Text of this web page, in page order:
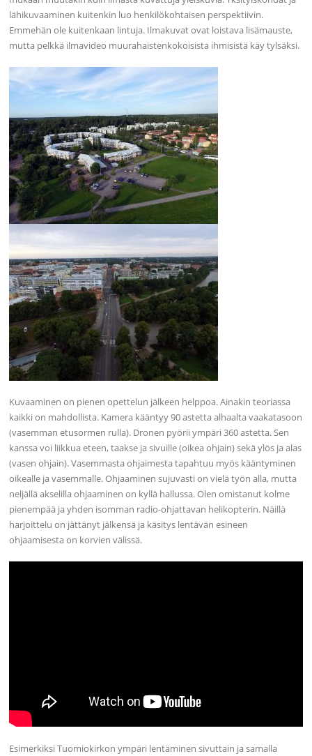
lähikuvaaminen kuitenkin luo henkilökohtaisen perspektiivin.
Emmehän ole kuitenkaan lintuja. Ilmakuvat ovat loistava lisämauste,
mutta pelkkä ilmavideo muurahaistenkokoisista ihmisistä käy tylsäksi.
Kuvaaminen on pienen opettelun jälkeen helppoa. Ainakin teoriassa
kaikki on mahdollista. Kamera kääntyy 90 astetta alhaalta vaakatasoon
(vasemman etusormen rulla). Dronen pyörii ympäri 360 astetta. Sen
kanssa voi liikkua eteen, taakse ja sivuille (oikea ohjain) sekä ylös ja alas
(vasen ohjain). Vasemmasta ohjaimesta tapahtuu myös kääntyminen
oikealle ja vasemmalle. Ohjaaminen sujuvasti on vielä työn alla, mutta
neljällä akselilla ohjaaminen on kyllä hallussa. Olen omistanut kolme
pienempää ja yhden isomman radio-ohjattavan helikopterin. Näillä
harjoittelu on jättänyt jälkensä ja käsitys lentävän esineen
ohjaamisesta on korvien välissä.
Esimerkiksi Tuomiokirkon ympäri lentäminen sivuttain ja samalla